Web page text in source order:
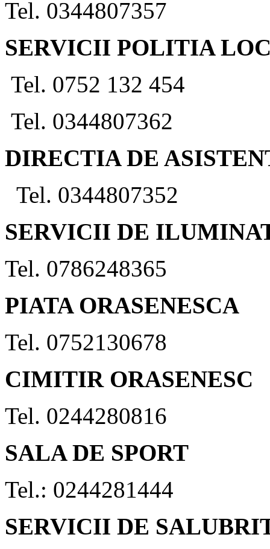
Tel. 0344807357
SERVICII POLITIA
Tel. 0752 132 454
Tel. 0344807362
DIRECTIA DE
Tel. 0344807352
SERVICII DE
Tel. 0786248365
PIATA ORASENESCA
Tel. 0752130678
CIMITIR ORASENESC
Tel. 0244280816
SALA DE SPORT
Tel.: 0244281444
SERVICII DE